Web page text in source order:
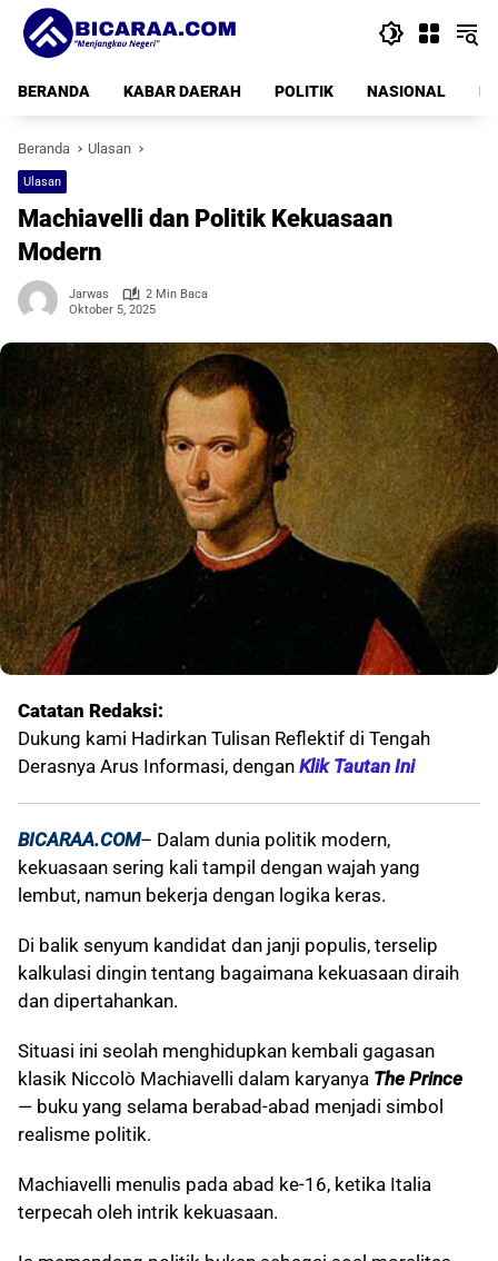
Langsung
konten
BERANDA
KABAR DAERAH POLITIK NASIONAL
Beranda Ulasan
Ulasan
Machiavelli dan Politik Kekuasaan
Modern
Jarwas
2 Min Baca
Oktober 5, 2025
Catatan Redaksi:
Dukung kami Hadirkan Tulisan Reflektif di Tengah
Derasnya Arus Informasi, dengan Klik Tautan Ini
BICARAA.COM– Dalam dunia politik modern,
kekuasaan sering kali tampil dengan wajah yang
lembut, namun bekerja dengan logika keras.
Di balik senyum kandidat dan janji populis, terselip
kalkulasi dingin tentang bagaimana kekuasaan diraih
dan dipertahankan.
Situasi ini seolah menghidupkan kembali gagasan
klasik Niccolò Machiavelli dalam karyanya The Prince
— buku yang selama berabad-abad menjadi simbol
realisme politik.
Machiavelli menulis pada abad ke-16, ketika Italia
terpecah oleh intrik kekuasaan.